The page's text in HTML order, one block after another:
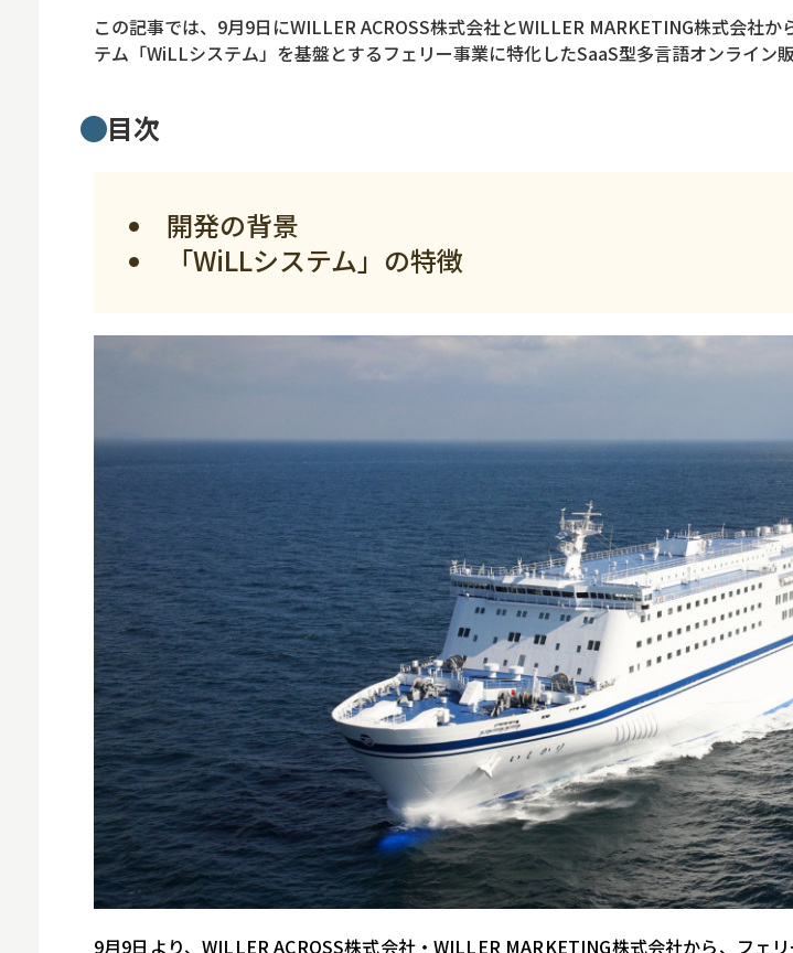
IoT
Wi-Fi
SIM
この記事では、9月9日にWILLER ACROSS株式会社とWILLER MARKETING株式会社
テム「WiLLシステム」を基盤とするフェリー事業に特化したSaaS型多言語オンライン
目次
開発の背景
「WiLLシステム」の特徴
9月9日より、WILLER ACROSS株式会社・WILLER MARKETING株式会社から、フェ